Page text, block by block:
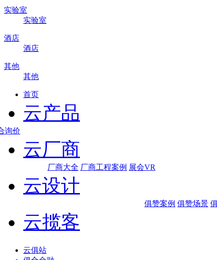
实验室
实验室
酒店
酒店
其他
其他
首页
云产品
询价
云厂商
厂商大全 厂商工程案例 展会VR
云设计
俱赞案例 俱赞场景
云揽客
云俱站